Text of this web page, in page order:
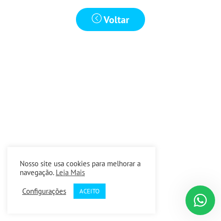
Voltar
Nosso site usa cookies para melhorar a
navegação. Leia Mais
Configurações
ACEITO